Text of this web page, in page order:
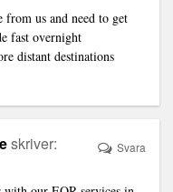
from us and need to get
fast overnight
distant destinations
skriver: Svara